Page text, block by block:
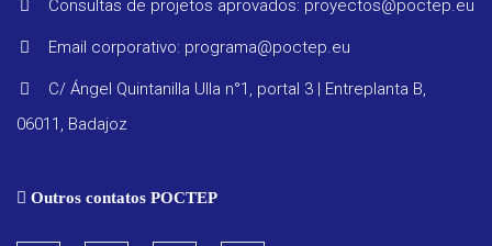
Consultas de projetos aprovados: proyectos@poctep.eu
Email corporativo: programa@poctep.eu
C/ Ángel Quintanilla Ulla n°1, portal 3 | Entreplanta B,
06011, Badajoz
Outros contatos POCTEP